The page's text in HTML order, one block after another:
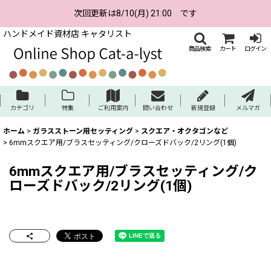
次回更新は8/10(月) 21:00 です
ハンドメイド資材店 キャタリスト
商品検索 カート ログイン
カテゴリ 特集 ご利用案内 問い合わせ 新規登録 メルマガ
ホーム > ガラスストーン用セッティング > スクエア・オクタゴンなど
> 6mmスクエア用/ブラスセッティング/クローズドバック/2リング(1個)
6mmスクエア用/ブラスセッティング/ク
ローズドバック/2リング(1個)